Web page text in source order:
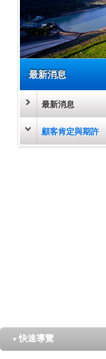
最新消息
最新消息
顧客肯定與期許
▼ 快速導覽